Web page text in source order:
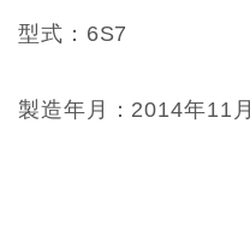
型式：6S7
製造年月：2014年11月